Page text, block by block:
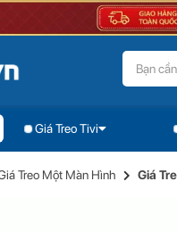
Giá Treo Tivi
giá Giá Treo
Treo Một Màn Hình Giá